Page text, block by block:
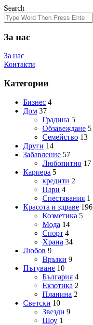
Search
За нас
За нас
Контакти
Категории
Бизнес 4
Дом 37
Градина 5
Обзавеждане 5
Семейство 13
Други 14
Забавление 57
Любопитно 17
Кариера 5
кредити 2
Пари 4
Спестявания 1
Красота и здраве 196
Козметика 5
Мода 14
Спорт 4
Храна 34
Любов 9
Връзки 9
Пътуване 10
България 4
Екзотика 2
Планина 2
Светски 10
Звезди 9
Шоу 1